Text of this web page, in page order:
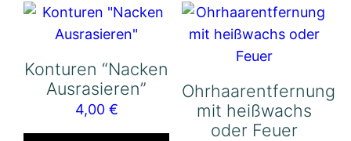
Konturen “Nacken
Ausrasieren”
4,00 €
Ohrhaarentfernung
mit heißwachs
oder Feuer